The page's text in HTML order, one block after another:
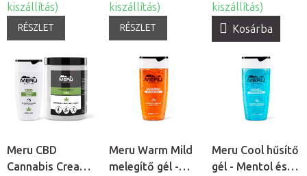
kiszállítás)
RÉSZLET
kiszállítás)
RÉSZLET
kiszállítás)
Kosárba
Meru CBD
Cannabis Cream
Meru Warm Mild
melegítő gél -
Meru Cool hűsítő
gél - Mentol és